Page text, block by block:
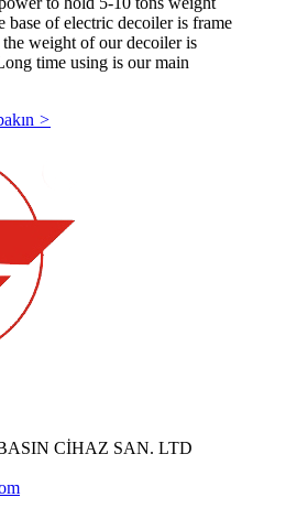
base of electric decoiler is frame
the weight of our decoiler is
time using is our main
>
CİHAZ SAN. LTD